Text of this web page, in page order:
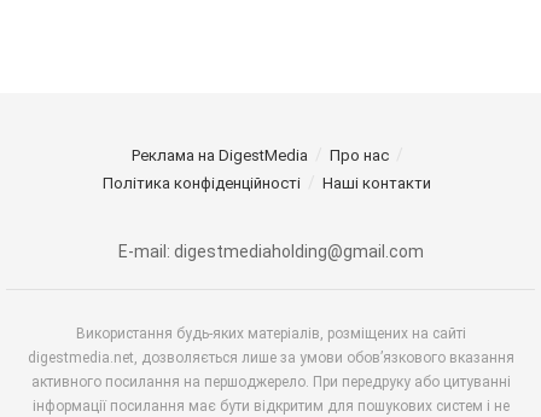
Реклама на DigestMedia
Про нас
Політика конфіденційності
Наші контакти
E-mail: digestmediaholding@gmail.com
Використання будь-яких матеріалів, розміщених на сайті
digestmedia.net, дозволяється лише за умови обов’язкового вказання
активного посилання на першоджерело. При передруку або цитуванні
інформації посилання має бути відкритим для пошукових систем і не